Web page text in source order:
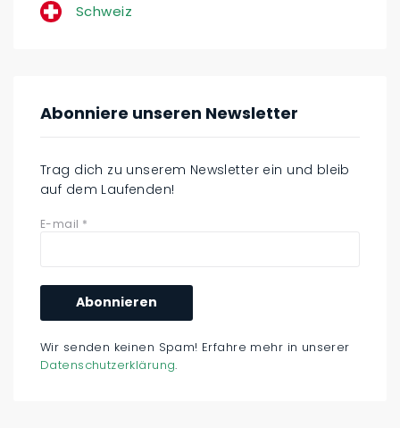
Schweiz
Abonniere unseren Newsletter
Trag dich zu unserem Newsletter ein und bleib
auf dem Laufenden!
E-mail *
Wir senden keinen Spam! Erfahre mehr in unserer
Datenschutzerklärung.